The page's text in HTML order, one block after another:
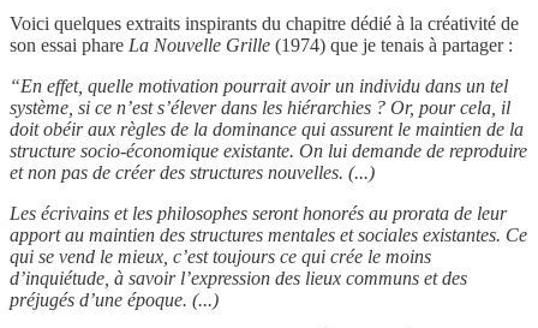
Voici quelques extraits inspirants du chapitre dédié à la créativité de
son essai phare La Nouvelle Grille (1974) que je tenais à partager :
“En effet, quelle motivation pourrait avoir un individu dans un tel
système, si ce n’est s’élever dans les hiérarchies ? Or, pour cela, il
doit obéir aux règles de la dominance qui assurent le maintien de la
structure socio-économique existante. On lui demande de reproduire
et non pas de créer des structures nouvelles. (...)
Les écrivains et les philosophes seront honorés au prorata de leur
apport au maintien des structures mentales et sociales existantes. Ce
qui se vend le mieux, c’est toujours ce qui crée le moins
d’inquiétude, à savoir l’expression des lieux communs et des
préjugés d’une époque. (...)